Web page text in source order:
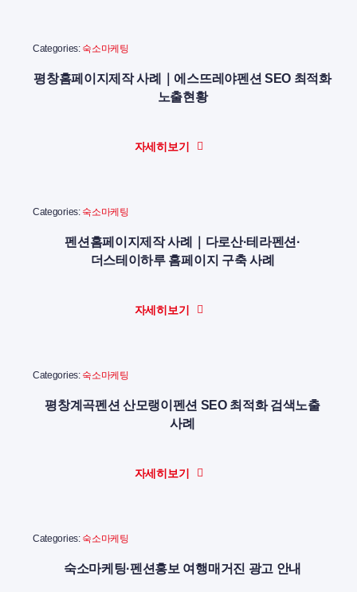
Categories: 숙소마케팅
평창홈페이지제작 사례｜에스뜨레야펜션 SEO 최적화
노출현황
자세히보기
Categories: 숙소마케팅
펜션홈페이지제작 사례｜다로산·테라펜션·
더스테이하루 홈페이지 구축 사례
자세히보기
Categories: 숙소마케팅
평창계곡펜션 산모랭이펜션 SEO 최적화 검색노출
사례
자세히보기
Categories: 숙소마케팅
숙소마케팅·펜션홍보 여행매거진 광고 안내